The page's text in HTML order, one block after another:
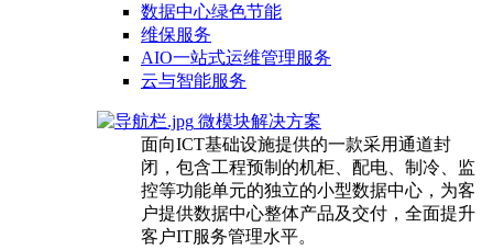
数据中心绿色节能
维保服务
AIO一站式运维管理服务
云与智能服务
微模块解决方案
面向ICT基础设施提供的一款采用通道封
闭，包含工程预制的机柜、配电、制冷、监
控等功能单元的独立的小型数据中心，为客
户提供数据中心整体产品及交付，全面提升
客户IT服务管理水平。